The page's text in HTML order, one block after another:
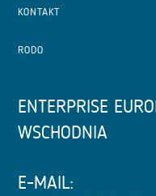
KONTAKT
RODO
ENTERPRISE
WSCHODNIA
E-MAIL: